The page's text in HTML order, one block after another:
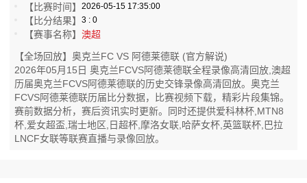
【比赛时间】2026-05-15 17:35:00
【比分结果】3 : 0
【赛事名称】澳超
【全场回放】奥克兰FC VS 阿德莱德联 (官方解说)
2026年05月15日 奥克兰FCVS阿德莱德联全程录像高清回放,澳超
历届奥克兰FCVS阿德莱德联的历史交锋录像高清回放。奥克兰
FCVS阿德莱德联历届比分数据，比赛视频下载，精彩片段集锦。
赛前数据分析，赛后资讯实时更新。同时还提供爱科林杯,MTN8
杯,爱女超盃,瑞士地区,日超杯,摩洛女联,哈萨女杯,英篮联杯,巴拉
LNCF女联等联赛直播与录像回放。